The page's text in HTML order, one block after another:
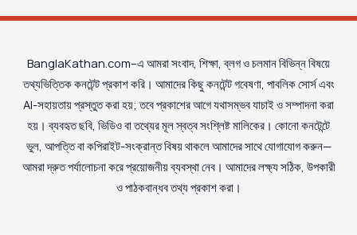
BanglaKathan.com–এ আমরা সংবাদ, শিক্ষা, ব্লগ ও চলমান বিভিন্ন বিষয়ে
তথ্যভিত্তিক কনটেন্ট প্রকাশ করি। আমাদের কিছু কনটেন্ট গবেষণা, পাবলিক সোর্স এবং
AI-সহায়তায় প্রস্তুত করা হয়; তবে প্রকাশের আগে যথাসম্ভব যাচাই ও সম্পাদনা করা
হয়। ব্যবহৃত ছবি, ভিডিও বা তথ্যের মূল স্বত্ব সংশ্লিষ্ট মালিকের। কোনো কনটেন্টে
ভুল, আপত্তি বা কপিরাইট-সংক্রান্ত বিষয় থাকলে আমাদের সাথে যোগাযোগ করুন—
আমরা দ্রুত পর্যালোচনা করে প্রয়োজনীয় ব্যবস্থা নেব। আমাদের লক্ষ্য সঠিক, উপকারী
ও পাঠকবান্ধব তথ্য প্রকাশ করা।